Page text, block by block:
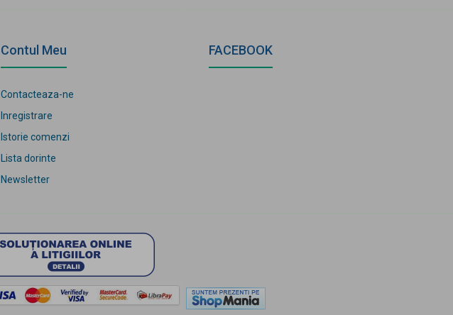
Contul Meu
Contacteaza-ne
Inregistrare
Istorie comenzi
Lista dorinte
Newsletter
FACEBOOK